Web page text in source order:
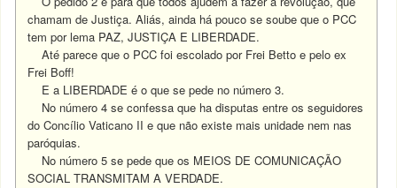
chamam de Justiça. Aliás, ainda há pouco se soube que o PCC
tem por lema PAZ, JUSTIÇA E LIBERDADE.
Até parece que o PCC foi escolado por Frei Betto e pelo ex
Frei Boff!
E a LIBERDADE é o que se pede no número 3.
No número 4 se confessa que ha disputas entre os seguidores
do Concílio Vaticano II e que não existe mais unidade nem nas
paróquias.
No número 5 se pede que os MEIOS DE COMUNICAÇÃO
SOCIAL TRANSMITAM A VERDADE.